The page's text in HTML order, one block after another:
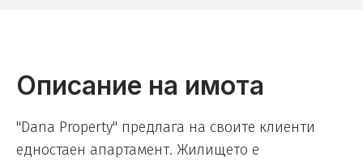
Описание на имота
"Dana Property" предлага на своите клиенти
едностаен апартамент. Жилището е